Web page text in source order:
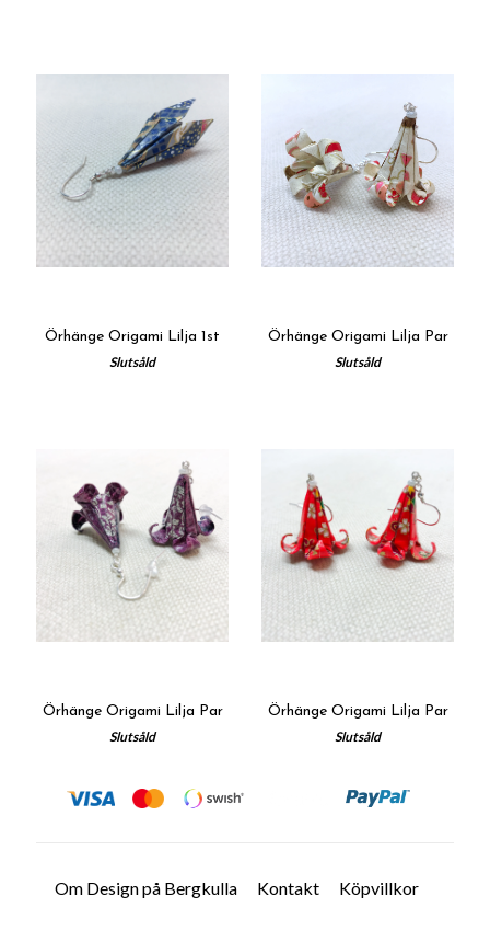
Örhänge Origami Lilja 1st
Slutsåld
Örhänge Origami Lilja Par
Slutsåld
Örhänge Origami Lilja Par
Slutsåld
Örhänge Origami Lilja Par
Slutsåld
Om Design på Bergkulla Kontakt Köpvillkor